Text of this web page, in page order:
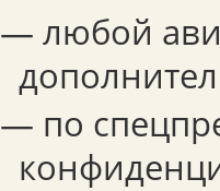
— любой
— по